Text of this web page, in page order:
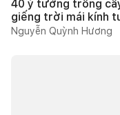
40 ý tưởng trồng
giếng trời mái kính
Nguyễn Quỳnh Hương